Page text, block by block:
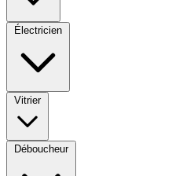
Électricien
Vitrier
Déboucheur